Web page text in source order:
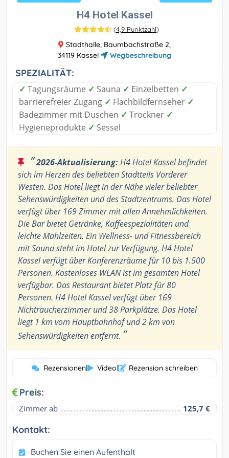
H4 Hotel Kassel
(4,9 Punktzahl)
Stadthalle, Baumbachstraße 2,
34119 Kassel
Wegbeschreibung
SPEZIALITÄT:
✓ Tagungsräume ✓ Sauna ✓ Einzelbetten ✓
barrierefreier Zugang ✓ Flachbildfernseher ✓
Badezimmer mit Duschen ✓ Trockner ✓
Hygieneprodukte ✓ Sessel
“2026-Aktualisierung:H4 Hotel Kassel befindet
sich im Herzen des beliebten Stadtteils Vorderer
Westen. Das Hotel liegt in der Nähe vieler beliebter
Sehenswürdigkeiten und des Stadtzentrums. Das Hotel
verfügt über 169 Zimmer mit allen Annehmlichkeiten.
Die Bar bietet Getränke, Kaffeespezialitäten und
leichte Mahlzeiten. Ein Wellness- und Fitnessbereich
mit Sauna steht im Hotel zur Verfügung. H4 Hotel
Kassel verfügt über Konferenzräume für 10 bis 1.500
Personen. Kostenloses WLAN ist im gesamten Hotel
verfügbar. Das Restaurant bietet Platz für 80
Personen. H4 Hotel Kassel verfügt über 169
Nichtraucherzimmer und 38 Parkplätze. Das Hotel
liegt 1 km vom Hauptbahnhof und 2 km von
Sehenswürdigkeiten entfernt. ”
Rezensionen| Video| Rezension schreiben
Preis:
Zimmer ab 125,7 €
Kontakt:
Buchen Sie einen Aufenthalt